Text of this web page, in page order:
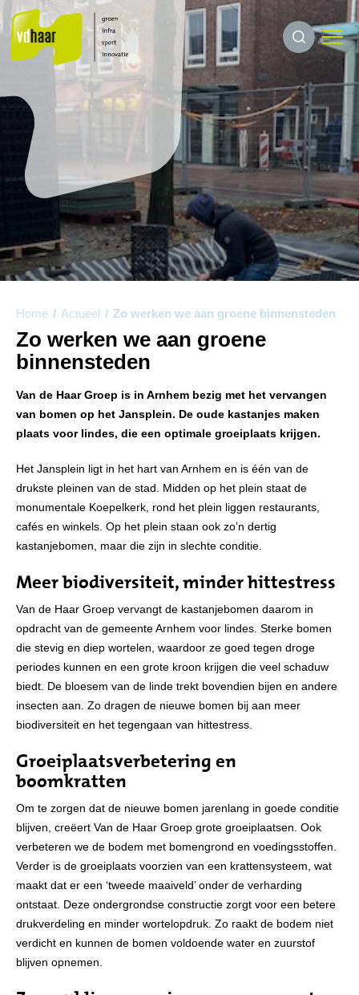
Home / Actueel / Zo werken we aan groene binnensteden
Zo werken we aan groene
binnensteden
Van de Haar Groep is in Arnhem bezig met het vervangen
van bomen op het Jansplein. De oude kastanjes maken
plaats voor lindes, die een optimale groeiplaats krijgen.
Het Jansplein ligt in het hart van Arnhem en is één van de
drukste pleinen van de stad. Midden op het plein staat de
monumentale Koepelkerk, rond het plein liggen restaurants,
cafés en winkels. Op het plein staan ook zo’n dertig
kastanjebomen, maar die zijn in slechte conditie.
Meer biodiversiteit, minder hittestress
Van de Haar Groep vervangt de kastanjebomen daarom in
opdracht van de gemeente Arnhem voor lindes. Sterke bomen
die stevig en diep wortelen, waardoor ze goed tegen droge
periodes kunnen en een grote kroon krijgen die veel schaduw
biedt. De bloesem van de linde trekt bovendien bijen en andere
insecten aan. Zo dragen de nieuwe bomen bij aan meer
biodiversiteit en het tegengaan van hittestress.
Groeiplaatsverbetering en
boomkratten
Om te zorgen dat de nieuwe bomen jarenlang in goede conditie
blijven, creëert Van de Haar Groep grote groeiplaatsen. Ook
verbeteren we de bodem met bomengrond en voedingsstoffen.
Verder is de groeiplaats voorzien van een krattensysteem, wat
maakt dat er een ‘tweede maaiveld’ onder de verharding
ontstaat. Deze ondergrondse constructie zorgt voor een betere
drukverdeling en minder wortelopdruk. Zo raakt de bodem niet
verdicht en kunnen de bomen voldoende water en zuurstof
blijven opnemen.